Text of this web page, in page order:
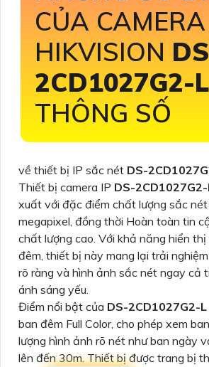
CỦA CAMERA
HIKVISION
2CD1027G2-L
THÔNG SỐ
về thiết bị IP sắc nét DS-
Thiết bị camera IP DS-
xuất với đặc điểm chất lượng sắc
megapixel, đồng thời Hoàn toàn tin
chất lượng cao. Với khả năng hiển thị
đêm, thiết bị này mang lại trải
rõ ràng và hình ảnh sắc nét ngay cả
ánh sáng yếu.
Điểm nổi bật của DS-2CD1027G2-L
ban đêm Full Color, cho phép xem
lượng hình ảnh rõ nét như ban ngày
lên đến 30m. Thiết bị được trang bị